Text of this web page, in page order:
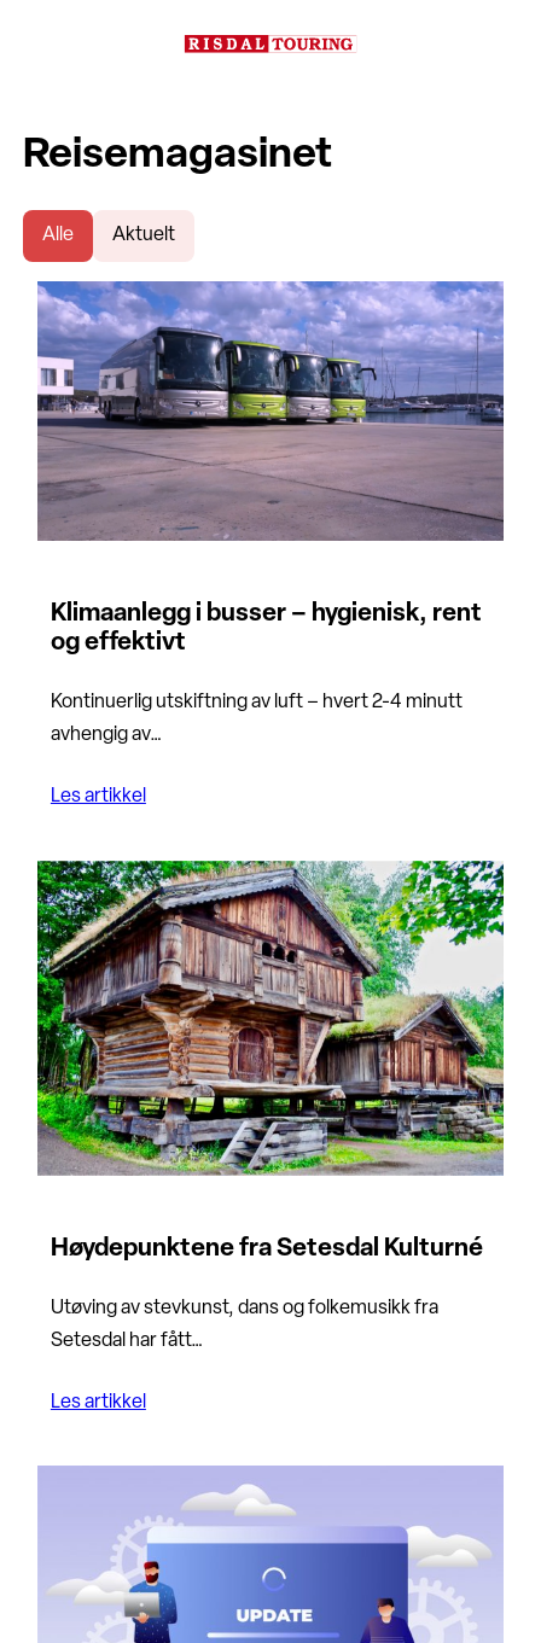
Reisemagasinet
Alle Aktuelt
Klimaanlegg i busser – hygienisk, rent
og effektivt
Kontinuerlig utskiftning av luft – hvert 2-4 minutt
avhengig av…
Les artikkel
Høydepunktene fra Setesdal Kulturné
Utøving av stevkunst, dans og folkemusikk fra
Setesdal har fått…
Les artikkel